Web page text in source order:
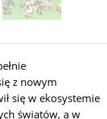
z nowym
się w ekosystemie
światów, a w